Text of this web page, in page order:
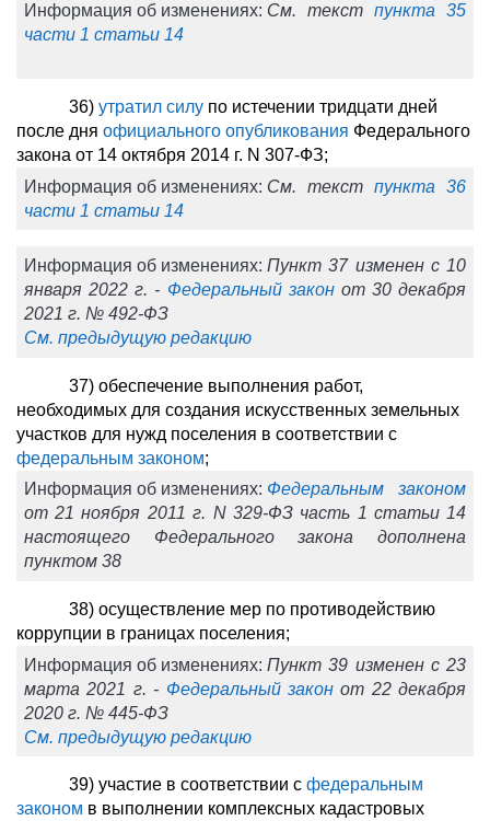
Информация об изменениях: См. текстпункта 35
части 1 статьи 14
36) утратил силу по истечении тридцати дней
после дня официального опубликования Федерального
закона от 14 октября 2014 г. N 307-ФЗ;
Информация об изменениях: См. текстпункта 36
части 1 статьи 14
Информация об изменениях: Пункт 37 изменен с 10
января 2022 г. - Федеральный законот 30 декабря
2021 г. № 492-ФЗ
См. предыдущую редакцию
37) обеспечение выполнения работ,
необходимых для создания искусственных земельных
участков для нужд поселения в соответствии с
федеральным законом;
Информация об изменениях: Федеральным законом
от 21 ноября 2011 г. N 329-ФЗ часть 1 статьи 14
настоящего Федерального закона дополнена
пунктом 38
38) осуществление мер по противодействию
коррупции в границах поселения;
Информация об изменениях: Пункт 39 изменен с 23
марта 2021 г. - Федеральный законот 22 декабря
2020 г. № 445-ФЗ
См. предыдущую редакцию
39) участие в соответствии с федеральным
законом в выполнении комплексных кадастровых